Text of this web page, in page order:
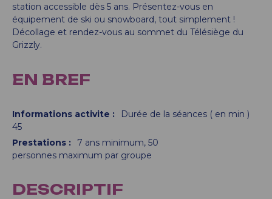
station accessible dès 5 ans. Présentez-vous en
équipement de ski ou snowboard, tout simplement !
Décollage et rendez-vous au sommet du Télésiège du
Grizzly.
EN BREF
Informations activite :
Durée de la séances ( en min )
45
Prestations : 7 ans minimum 50
personnes maximum par groupe
DESCRIPTIF